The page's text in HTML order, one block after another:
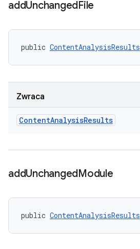
addUnchangedFile
public ContentAnalysisResults
Zwraca
ContentAnalysisResults
addUnchangedModule
public ContentAnalysisResults